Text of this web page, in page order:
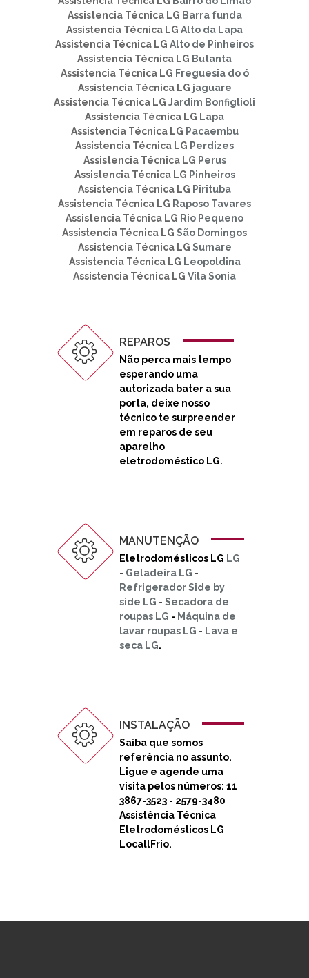
Assistencia Técnica LG Barra funda
Assistencia Técnica LG Alto da Lapa
Assistencia Técnica LG Alto de Pinheiros
Assistencia Técnica LG Butanta
Assistencia Técnica LG Freguesia do ó
Assistencia Técnica LG jaguare
Assistencia Técnica LG Jardim Bonfiglioli
Assistencia Técnica LG Lapa
Assistencia Técnica LG Pacaembu
Assistencia Técnica LG Perdizes
Assistencia Técnica LG Perus
Assistencia Técnica LG Pinheiros
Assistencia Técnica LG Pirituba
Assistencia Técnica LG Raposo Tavares
Assistencia Técnica LG Rio Pequeno
Assistencia Técnica LG São Domingos
Assistencia Técnica LG Sumare
Assistencia Técnica LG Leopoldina
Assistencia Técnica LG Vila Sonia
REPAROS
Não perca mais tempo
esperando uma
autorizada bater a sua
porta, deixe nosso
técnico te surpreender
em reparos de seu
aparelho
eletrodoméstico LG.
MANUTENÇÃO
Eletrodomésticos LG LG
- Geladeira LG -
Refrigerador Side by
side LG - Secadora de
roupas LG - Máquina de
lavar roupas LG - Lava e
seca LG.
INSTALAÇÃO
Saiba que somos
referência no assunto.
Ligue e agende uma
visita pelos números: 11
3867-3523 - 2579-3480
Assistência Técnica
Eletrodomésticos LG
LocallFrio.